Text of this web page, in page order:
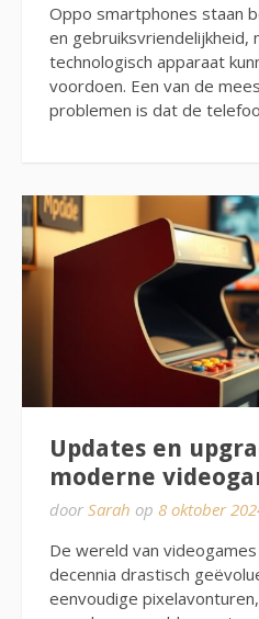
Oppo smartphones staan
en gebruiksvriendelijkheid,
technologisch apparaat
voordoen. Een van de
problemen is dat de
Updates en
moderne
door Sarah op 8 oktober
De wereld van
decennia drastisch
eenvoudige